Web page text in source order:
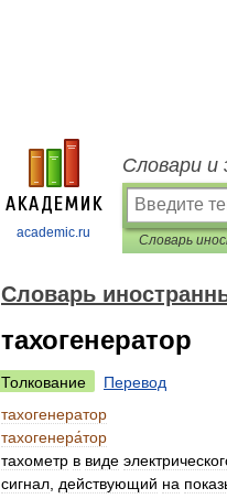
academic.ru
Словари и
Словарь
тахогенератор
Толкование
Перевод
тахогенератор
тахогенера́тор
тахометр в виде
сигнал действующий на